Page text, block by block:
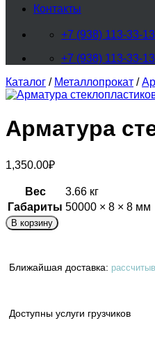
Контакты
+7 (938) 113-33-13
+7 (938) 113-33-13
Каталог / Металлопрокат /
Арматура
1,350.00₽
Вес
3.66 кг
Габариты 50000 × 8 × 8 мм
В корзину
Ближайшая доставка:
Доступны услуги грузчиков